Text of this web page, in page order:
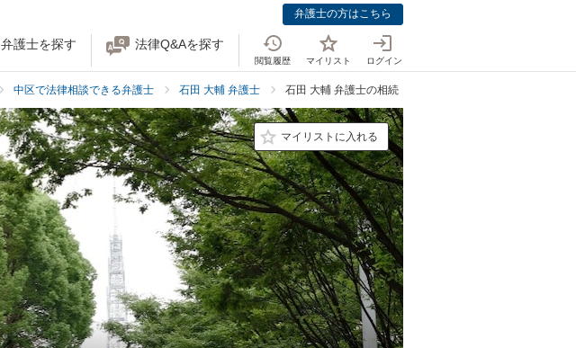
弁護士の方はこちら
弁護士を探す 法律Q&Aを探す
閲覧履歴 マイリスト ログイン
中区で法律相談できる弁護士 石田 大輔 弁護士 石田 大輔 弁護士の相続・遺言での強み
マイリストに入れる